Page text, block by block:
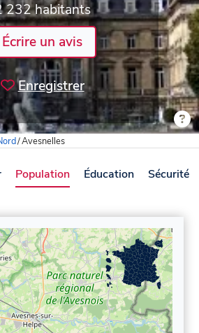
232 habitants
Écrire un avis
Enregistrer
/Avesnelles
Population Éducation Sécurité